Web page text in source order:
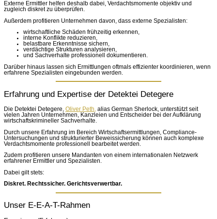
Externe Ermittler helfen deshalb dabei, Verdachtsmomente objektiv und
zugleich diskret zu überprüfen.
Außerdem profitieren Unternehmen davon, dass externe Spezialisten:
wirtschaftliche Schäden frühzeitig erkennen,
interne Konflikte reduzieren,
belastbare Erkenntnisse sichern,
verdächtige Strukturen analysieren,
und Sachverhalte professionell dokumentieren.
Darüber hinaus lassen sich Ermittlungen oftmals effizienter koordinieren, wenn
erfahrene Spezialisten eingebunden werden.
Erfahrung und Expertise der Detektei Detegere
Die Detektei Detegere, Oliver Peth, alias German Sherlock, unterstützt seit
vielen Jahren Unternehmen, Kanzleien und Entscheider bei der Aufklärung
wirtschaftskrimineller Sachverhalte.
Durch unsere Erfahrung im Bereich Wirtschaftsermittlungen, Compliance-
Untersuchungen und strukturierter Beweissicherung können auch komplexe
Verdachtsmomente professionell bearbeitet werden.
Zudem profitieren unsere Mandanten von einem internationalen Netzwerk
erfahrener Ermittler und Spezialisten.
Dabei gilt stets:
Diskret. Rechtssicher. Gerichtsverwertbar.
Unser E-E-A-T-Rahmen